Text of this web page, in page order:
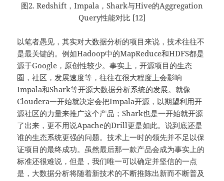
图2. Redshift，Impala，Shark与Hive的Aggregation
Query性能对比 [12]
以笔者愚见，其实对大数据分析的项目来说，技术往往不
是最关键的。例如Hadoop中的MapReduce和HDFS都是
源于Google，原创性较少。事实上，开源项目的生态
圈，社区，发展速度等，往往在很大程度上会影响
Impala和Shark等开源大数据分析系统的发展。就像
Cloudera一开始就决定会把Impala开源，以期望利用开
源社区的力量来推广这个产品；Shark也是一开始就开源
了出来，更不用说Apache的Drill更是如此。说到底还是
谁的生态系统更强的问题。技术上一时的领先并不足以保
证项目的最终成功。虽然最后那一款产品会成为事实上的
标准还很难说，但是，我们唯一可以确定并坚信的一点
是，大数据分析将随着新技术的不断推陈出新而不断普及